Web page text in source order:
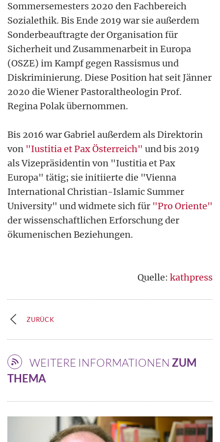
Sommersemesters 2020 den Fachbereich
Sozialethik. Bis Ende 2019 war sie außerdem
Sonderbeauftragte der Organisation für
Sicherheit und Zusammenarbeit in Europa
(OSZE) im Kampf gegen Rassismus und
Diskriminierung. Diese Position hat seit Jänner
2020 die Wiener Pastoraltheologin Prof.
Regina Polak übernommen.
Bis 2016 war Gabriel außerdem als Direktorin
von "Iustitia et Pax Österreich" und bis 2019
als Vizepräsidentin von "Iustitia et Pax
Europa" tätig; sie initiierte die "Vienna
International Christian-Islamic Summer
University" und widmete sich für "Pro Oriente"
der wissenschaftlichen Erforschung der
ökumenischen Beziehungen.
Quelle: kathpress
ZURÜCK
WEITERE INFORMATIONEN ZUM
THEMA